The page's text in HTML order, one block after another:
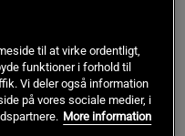
30%
til at virke ordentligt,
funktioner i forhold til
Vi deler også information
på vores sociale medier, i
More information